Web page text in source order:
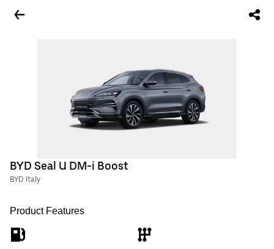
BYD Seal U DM-i Boost
BYD Italy
Product Features